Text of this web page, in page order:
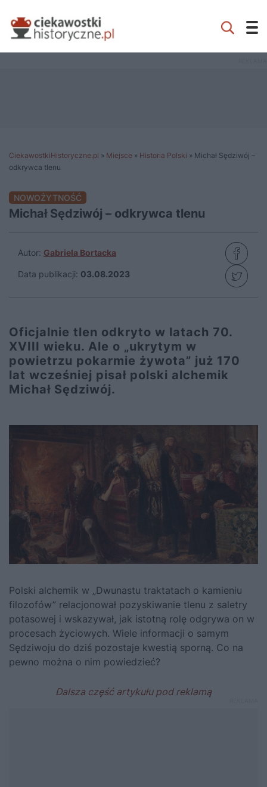
CiekawostkiHistoryczne.pl » Miejsce » Historia Polski » Michał Sędziwój –
odkrywca tlenu
NOWOŻYTNOŚĆ
Michał Sędziwój – odkrywca tlenu
Autor: Gabriela Bortacka
Data publikacji: 03.08.2023
Oficjalnie tlen odkryto w latach 70.
XVIII wieku. Ale o „ukrytym w
powietrzu pokarmie żywota” już 170
lat wcześniej pisał polski alchemik
Michał Sędziwój.
Polski alchemik w „Dwunastu traktatach o kamieniu
filozofów” relacjonował pozyskiwanie tlenu z saletry
potasowej i wskazywał, jak istotną rolę odgrywa on w
procesach życiowych. Wiele informacji o samym
Sędziwoju do dziś pozostaje kwestią sporną. Co na
pewno można o nim powiedzieć?